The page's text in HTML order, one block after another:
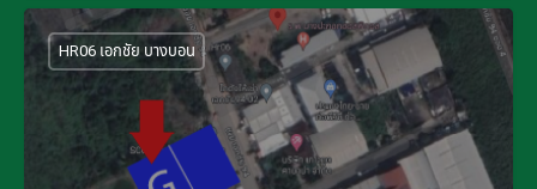
HR06 เอกชัย บางบอน